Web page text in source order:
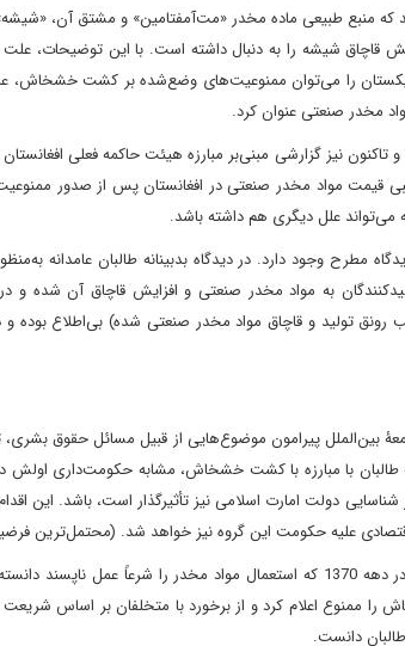
که منبع طبیعی ماده مخدر «مت‌آمفتامین» و مشتق آن،
قاچاق شیشه را به دنبال داشته است. با این توضیحات،
را می‌توان ممنوعیت‌های وضع‌شده بر کشت خشخاش،
مخدر صنعتی عنوان کرد.
نیز گزارشی مبنی‌بر مبارزه هیئت حاکمه فعلی افغانستان
قیمت مواد مخدر صنعتی در افغانستان پس از صدور
می‌تواند علل دیگری هم داشته باشد.
مطرح وجود دارد. در دیدگاه بدبینانه طالبان عامدانه
به مواد مخدر صنعتی و افزایش قاچاق آن شده و در
تولید و قاچاق مواد مخدر صنعتی شده) بی‌اطلاع بوده و
این گروه همواره تحت فشار جامعۀ بین‌الملل پیرامون موضوع‌هایی از قبیل مسائل حقوق
طالبان با مبارزه با کشت خشخاش، مشابه حکومت‌داری اولش
دولت امارت اسلامی نیز تأثیرگذار است، باشد. این
علیه حکومت این گروه نیز خواهد شد. (محتمل‌ترین
2. وجود احکام فقهی ازجمله دیگر احتمالات این حوزه است. مشابه فرمان ملا محمد عمر در دهه 1370 که استعمال مواد مخدر را شرعاً عمل
می‌شود، ملا هبت‌ا... آخندزاده نیز در سال 1401 کشت خشخاش را ممنوع اعلام کرد و از برخورد با متخلفان بر
دانست.